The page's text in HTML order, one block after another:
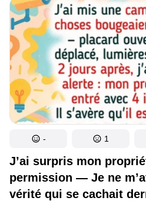
mais de faits réels qui prouvent que
plus étrange (et plus excitante) que
J’ai surpris mon
permission — Je ne
vérité qui se cachait
- 1
Développements
Cuisine
Arts
Bien-être
Admiration
Animaux
Photographie
Célébrités
C’est curieux